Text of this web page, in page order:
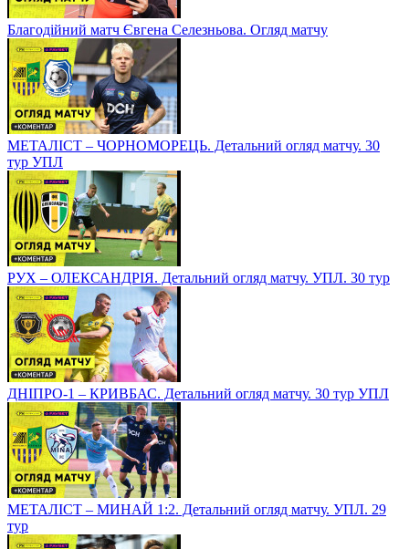
Благодійний матч Євгена Селезньова. Огляд матчу
МЕТАЛІСТ – ЧОРНОМОРЕЦЬ. Детальний огляд матчу. 30
тур УПЛ
РУХ – ОЛЕКСАНДРІЯ. Детальний огляд матчу. УПЛ. 30 тур
ДНІПРО-1 – КРИВБАС. Детальний огляд матчу. 30 тур УПЛ
МЕТАЛІСТ – МИНАЙ 1:2. Детальний огляд матчу. УПЛ. 29
тур